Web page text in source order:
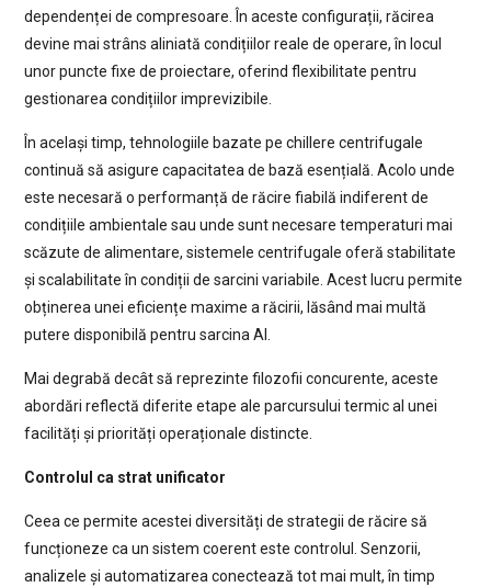
dependenței de compresoare. În aceste configurații, răcirea
devine mai strâns aliniată condițiilor reale de operare, în locul
unor puncte fixe de proiectare, oferind flexibilitate pentru
gestionarea condițiilor imprevizibile.
În același timp, tehnologiile bazate pe chillere centrifugale
continuă să asigure capacitatea de bază esențială. Acolo unde
este necesară o performanță de răcire fiabilă indiferent de
condițiile ambientale sau unde sunt necesare temperaturi mai
scăzute de alimentare, sistemele centrifugale oferă stabilitate
și scalabilitate în condiții de sarcini variabile. Acest lucru permite
obținerea unei eficiențe maxime a răcirii, lăsând mai multă
putere disponibilă pentru sarcina AI.
Mai degrabă decât să reprezinte filozofii concurente, aceste
abordări reflectă diferite etape ale parcursului termic al unei
facilități și priorități operaționale distincte.
Controlul ca strat unificator
Ceea ce permite acestei diversități de strategii de răcire să
funcționeze ca un sistem coerent este controlul. Senzorii,
analizele și automatizarea conectează tot mai mult, în timp